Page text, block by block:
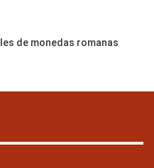
de monedas romanas